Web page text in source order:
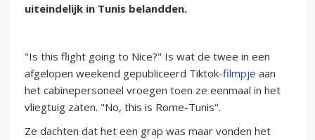
uiteindelijk in Tunis belandden.
"Is this flight going to Nice?" Is wat de twee in een
afgelopen weekend gepubliceerd Tiktok-filmpje aan
het cabinepersoneel vroegen toen ze eenmaal in het
vliegtuig zaten. "No, this is Rome-Tunis".
Ze dachten dat het een grap was maar vonden het